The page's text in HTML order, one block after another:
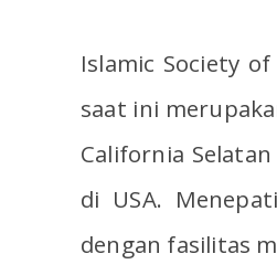
Islamic Society
saat ini
California
di USA.
dengan fasilitas